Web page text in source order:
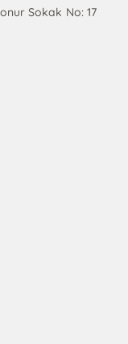
Sokak No: 17